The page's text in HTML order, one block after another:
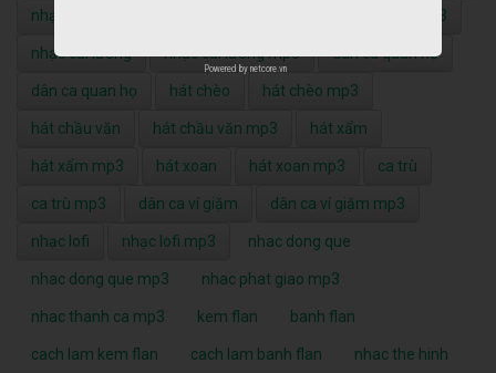
nhạc bolero mp3 nhạc không lời mp3
nhạc cải lương nhạc cải lương mp3 dân ca quan họ
dân ca quan họ hát chèo hát chèo mp3
hát chầu văn hát chầu văn mp3 hát xẩm
hát xẩm mp3 hát xoan hát xoan mp3 ca trù
ca trù mp3 dân ca ví giặm dân ca ví giặm mp3
nhạc lofi nhạc lofi mp3 nhac dong que
nhac dong que mp3 nhac phat giao mp3
nhac thanh ca mp3 kem flan banh flan
cach lam kem flan cach lam banh flan nhac the hinh
Powered by netcore.vn